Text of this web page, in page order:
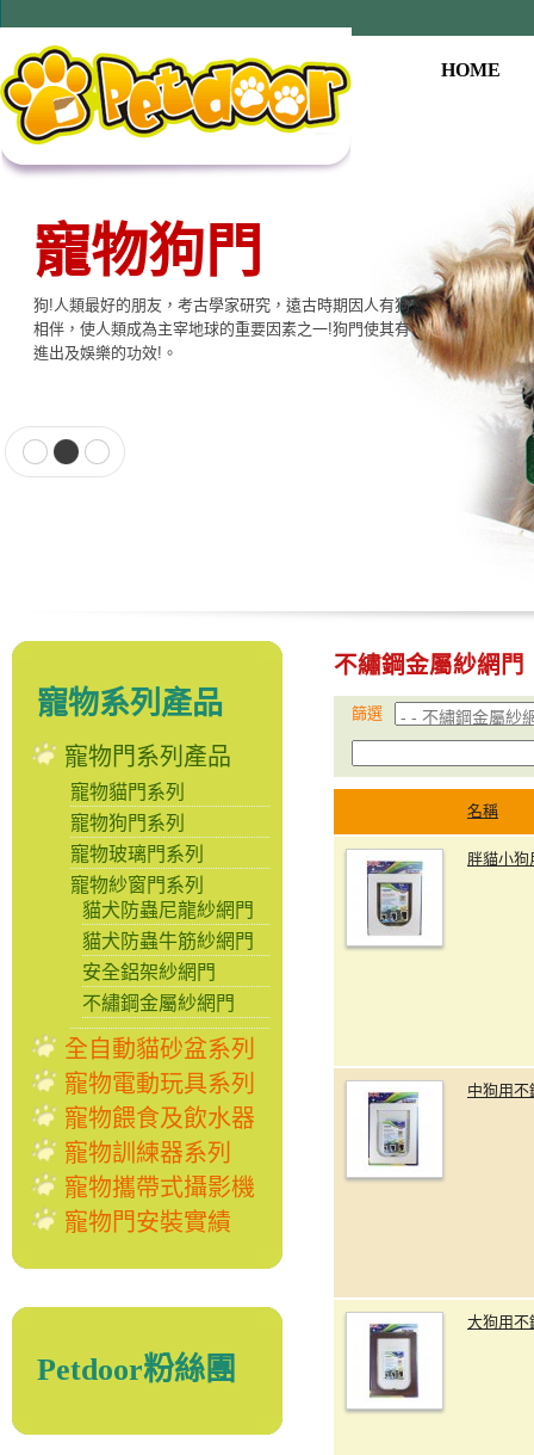
HOME
寵物狗門
狗!人類最好的朋友，考古學家研究，遠古時期因人有狗
相伴，使人類成為主宰地球的重要因素之一!狗門使其有
進出及娛樂的功效!。
寵物系列產品
寵物門系列產品
寵物貓門系列
寵物狗門系列
寵物玻璃門系列
寵物紗窗門系列
貓犬防蟲尼龍紗網門
貓犬防蟲牛筋紗網門
安全鋁架紗網門
不繡鋼金屬紗網門
全自動貓砂盆系列
寵物電動玩具系列
寵物餵食及飲水器
寵物訓練器系列
寵物攜帶式攝影機
寵物門安裝實績
Petdoor粉絲團
不繡鋼金屬紗網門
篩選
名稱
胖貓小狗
中狗用不
大狗用不